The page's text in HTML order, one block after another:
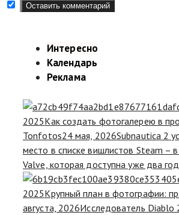
Интересно
Календарь
Реклама
2025Как создать фотогалерею в
Tonfotos24 мая, 2026Subnautica 2
место в списке вишлистов Steam –
Valve, которая доступна уже два
2025Крупный план в фотографии:
августа, 2026Исследователь Diablo